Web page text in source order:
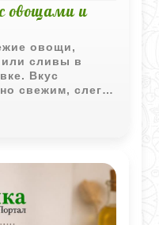
овощами и
овощи,
сливы в
Вкус
свежим, слегка
а
салат